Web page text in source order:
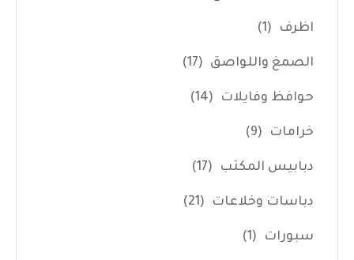
اظرف (1)
الصمغ واللواصق (17)
حوافظ وفايلات (14)
خرامات (9)
دبابيس المكتب (17)
دباسات وخلاعات (21)
سبورات (1)